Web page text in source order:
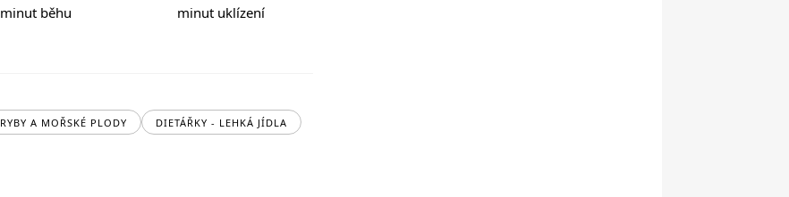
minut běhu minut uklízení
RYBY A MOŘSKÉ PLODY DIETÁŘKY - LEHKÁ JÍDLA